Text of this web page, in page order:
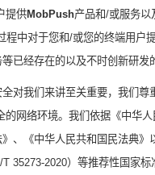
提供MobPush产品和/或服务以
程中对于您和/或您的终端用户
已经存在的以及不时创新研发
对我们来讲至关重要，我们尊
的网络环境。我们依据《中华
》、《中华人民共和国民法典
T 35273-2020）等推荐性国家标